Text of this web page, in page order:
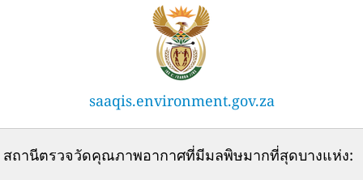
Eskom-Elandsfontein-NAQI, Gert Sibande, South Africa
Eskom-Ezamokuhle, Nkangala, South Africa
Eskom-Gourikwa, Mossel Bay, South Africa
Eskom-Grootdraai, Gert Sibande, South Africa
Eskom-Grootvlei, Gert Sibande, South Africa
Eskom-Kendal, Nkangala, South Africa
--
8 วัน
Eskom-Kwazamokuhle, Nkangala, South Africa
saaqis.environment.gov.za
สถานีตรวจวัดคุณภาพอากาศที่มีมลพิษมากที่สุดบางแห่ง: